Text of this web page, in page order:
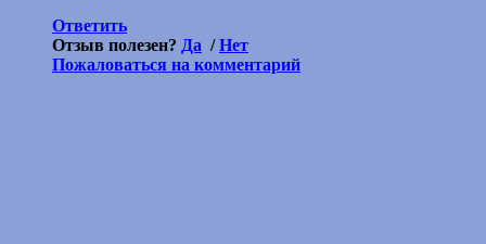
Ответить
Отзыв полезен? Да /Нет
Пожаловаться на комментарий